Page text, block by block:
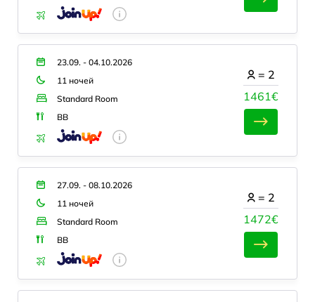
23.09. - 04.10.2026
11 ночей
Standard Room
BB
1461€
= 2
27.09. - 08.10.2026
11 ночей
Standard Room
BB
1472€
= 2